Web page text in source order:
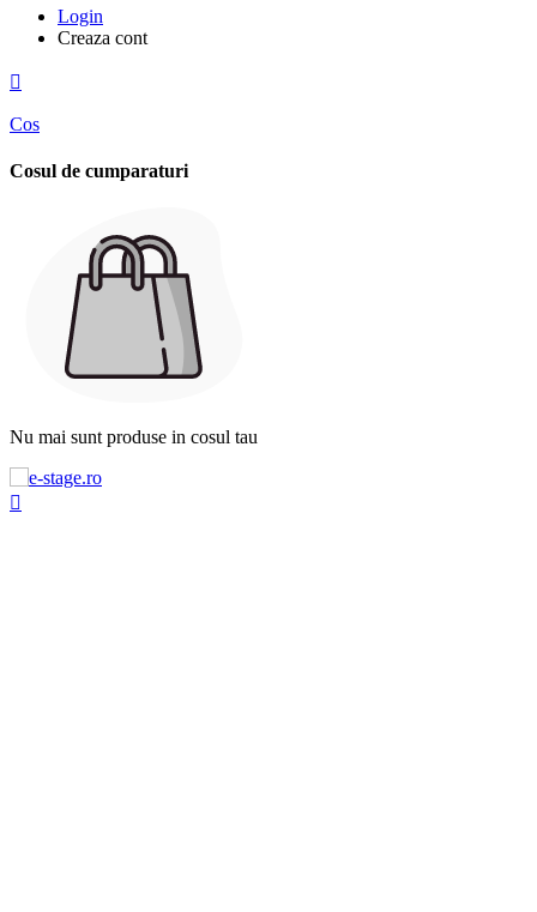
Login
Creaza cont

Cos
Cosul de cumparaturi
Nu mai sunt produse in cosul tau
